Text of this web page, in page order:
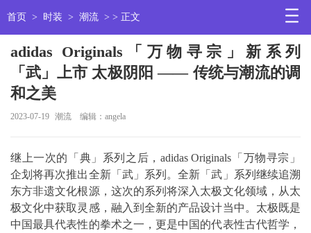
首页 > 时装 > 潮流 > > 正文
adidas Originals「万物寻宗」新系列
「武」上市 太极阴阳 —— 传统与潮流的调
和之美
2023-07-19 潮流 编辑：angela
继上一次的「典」系列之后，adidas Originals「万物寻宗」
企划将再次推出全新「武」系列。全新「武」系列继续追溯
东方非遗文化根源，这次的系列将深入太极文化领域，从太
极文化中获取灵感，融入到全新的产品设计当中。太极既是
中国最具代表性的拳术之一，更是中国的代表性古代哲学，